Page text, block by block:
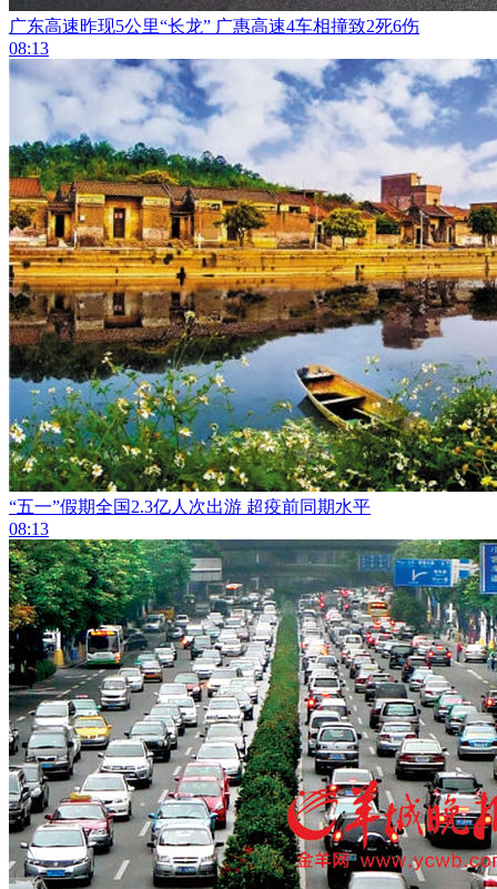
广东高速昨现5公里“长龙” 广惠高速4车相撞致2死6伤
08:13
“五一”假期全国2.3亿人次出游 超疫前同期水平
08:13